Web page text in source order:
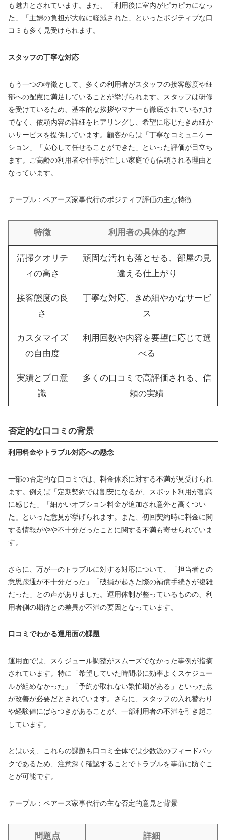
も魅力とされています。また、「利用後に室内がピカピカになっ
た」「主婦の負担が大幅に軽減された」といったポジティブな口
コミも多く見受けられます。
スタッフの丁寧な対応
もう一つの特徴として、多くの利用者がスタッフの接客態度や細
部への配慮に満足していることが挙げられます。スタッフは研修
を受けているため、基本的な挨拶やマナーも徹底されているだけ
でなく、依頼内容の詳細をヒアリングし、希望に応じたきめ細か
いサービスを提供しています。顧客からは「丁寧なコミュニケー
ション」「安心して任せることができた」といった評価が目立ち
ます。ご高齢の利用者や仕事が忙しい家庭でも信頼される理由と
なっています。
テーブル：ベアーズ家事代行のポジティブ評価の主な特徴
特徴 利用者の具体的な声
清掃クオリテ
ィの高さ
頑固な汚れも落とせる、部屋の見
違える仕上がり
接客態度の良
さ
丁寧な対応、きめ細やかなサービ
ス
カスタマイズ
の自由度
利用回数や内容を要望に応じて選
べる
実績とプロ意
識
多くの口コミで高評価される、信
頼の実績
否定的な口コミの背景
利用料金やトラブル対応への懸念
一部の否定的な口コミでは、料金体系に対する不満が見受けられ
ます。例えば「定期契約では割安になるが、スポット利用が割高
に感じた」「細かいオプション料金が追加され意外と高くつい
た」といった意見が挙げられます。また、初回契約時に料金に関
する情報がやや不十分だったことに関する不満も寄せられていま
す。
さらに、万が一のトラブルに対する対応について、「担当者との
意思疎通が不十分だった」「破損が起きた際の補償手続きが複雑
だった」との声がありました。運用体制が整っているものの、利
用者側の期待との差異が不満の要因となっています。
口コミでわかる運用面の課題
運用面では、スケジュール調整がスムーズでなかった事例が指摘
されています。特に「希望していた時間帯に効率よくスケジュー
ルが組めなかった」「予約が取れない繁忙期がある」といった点
が改善が必要だとされています。さらに、スタッフの入れ替わり
や経験値にばらつきがあることが、一部利用者の不満を引き起こ
しています。
とはいえ、これらの課題も口コミ全体では少数派のフィードバッ
クであるため、注意深く確認することでトラブルを事前に防ぐこ
とが可能です。
テーブル：ベアーズ家事代行の主な否定的意見と背景
問題点 詳細